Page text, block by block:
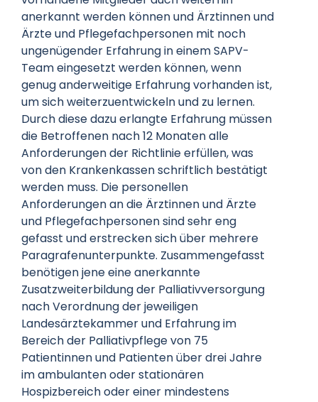
anerkannt werden können und Ärztinnen und
Ärzte und Pflegefachpersonen mit noch
ungenügender Erfahrung in einem SAPV-
Team eingesetzt werden können, wenn
genug anderweitige Erfahrung vorhanden ist,
um sich weiterzuentwickeln und zu lernen.
Durch diese dazu erlangte Erfahrung müssen
die Betroffenen nach 12 Monaten alle
Anforderungen der Richtlinie erfüllen, was
von den Krankenkassen schriftlich bestätigt
werden muss. Die personellen
Anforderungen an die Ärztinnen und Ärzte
und Pflegefachpersonen sind sehr eng
gefasst und erstrecken sich über mehrere
Paragrafenunterpunkte. Zusammengefasst
benötigen jene eine anerkannte
Zusatzweiterbildung der Palliativversorgung
nach Verordnung der jeweiligen
Landesärztekammer und Erfahrung im
Bereich der Palliativpflege von 75
Patientinnen und Patienten über drei Jahre
im ambulanten oder stationären
Hospizbereich oder einer mindestens